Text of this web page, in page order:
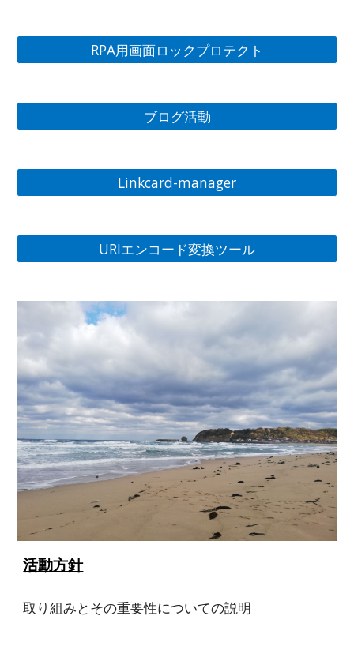
RPA用画面ロックプロテクト
ブログ活動
Linkcard-manager
URIエンコード変換ツール
活動方針
取り組みとその重要性についての説明